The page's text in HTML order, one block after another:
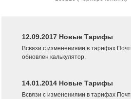
12.09.2017 Новые Тарифы
Всвязи с изменениями в тарифах
обновлен калькулятор.
14.01.2014 Новые Тарифы
Всвязи с изменениями в тарифах